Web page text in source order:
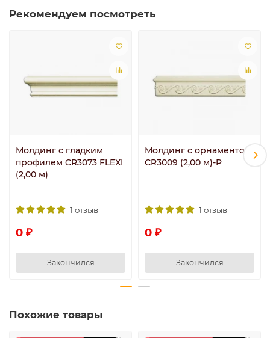
Рекомендуем посмотреть
Молдинг с гладким
профилем CR3073 FLEXI
(2,00 м)
1 отзыв
0 ₽
Закончился
Молдинг с орнаментом
CR3009 (2,00 м)-P
1 отзыв
0 ₽
Закончился
Похожие товары